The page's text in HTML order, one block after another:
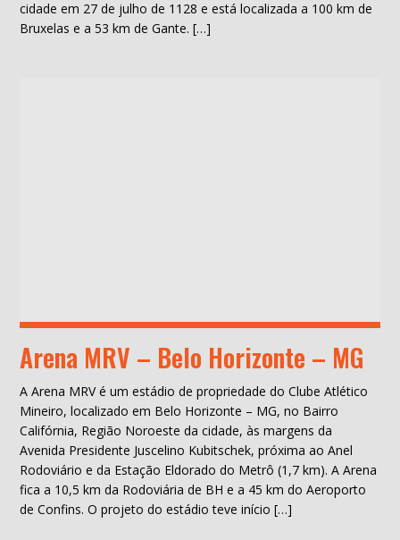
cidade em 27 de julho de 1128 e está localizada a 100 km de
Bruxelas e a 53 km de Gante. […]
Arena MRV – Belo Horizonte – MG
A Arena MRV é um estádio de propriedade do Clube Atlético
Mineiro, localizado em Belo Horizonte – MG, no Bairro
Califórnia, Região Noroeste da cidade, às margens da
Avenida Presidente Juscelino Kubitschek, próxima ao Anel
Rodoviário e da Estação Eldorado do Metrô (1,7 km). A Arena
fica a 10,5 km da Rodoviária de BH e a 45 km do Aeroporto
de Confins. O projeto do estádio teve início […]